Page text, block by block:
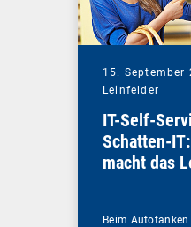
15. September
Leinfelder
IT-Self-
Schatten-
macht das
Beim